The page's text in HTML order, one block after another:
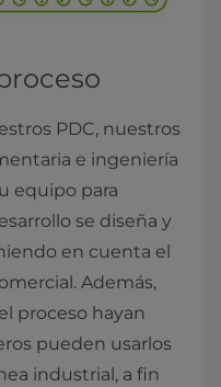
PDC, nuestros
e ingeniería
equipo para
se diseña y
en cuenta el
Además,
proceso hayan
pueden usarlos
industrial, a fin